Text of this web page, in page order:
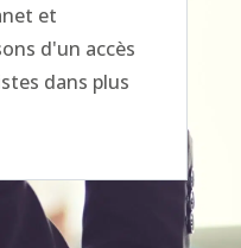
et
d'un accès
dans plus